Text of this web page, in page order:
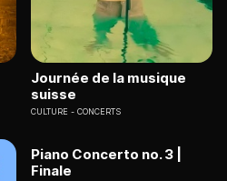
Journée de la musique
suisse
CULTURE CONCERTS
Piano Concerto no. 3 |
Finale